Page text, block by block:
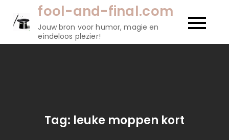
fool-and-final.com
Jouw bron voor humor, magie en
eindeloos plezier!
Tag: leuke moppen kort